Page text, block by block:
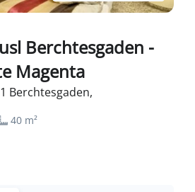
Berchtesgaden -
Magenta
Berchtesgaden,
40 m²